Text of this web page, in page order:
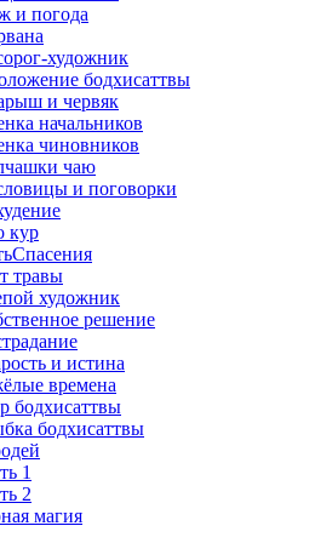
и погода
художник
бодхисаттвы
и червяк
начальников
чиновников
чаю
и поговорки
кур
травы
художник
решение
и истина
времена
бодхисаттвы
бодхисаттвы
1
2
магия